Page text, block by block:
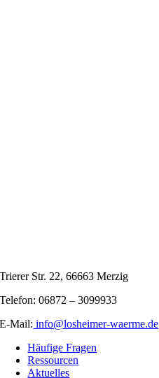
Trierer Str. 22, 66663 Merzig
Telefon: 06872 – 3099933
E-Mail: info@losheimer-waerme.de
Häufige Fragen
Ressourcen
Aktuelles